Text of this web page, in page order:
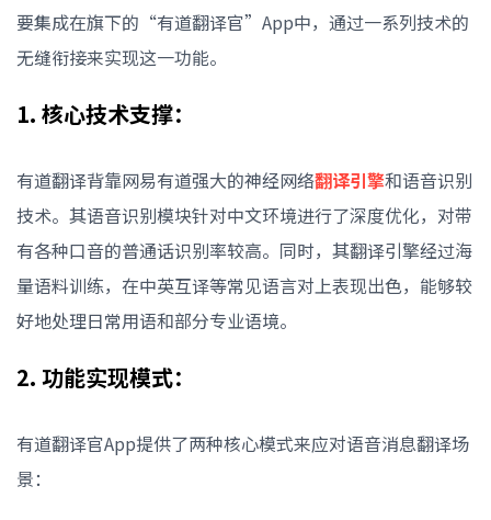
要集成在旗下的“有道翻译官”App中，通过一系列技术的
无缝衔接来实现这一功能。
1. 核心技术支撑：
有道翻译背靠网易有道强大的神经网络翻译引擎和语音识别
技术。其语音识别模块针对中文环境进行了深度优化，对带
有各种口音的普通话识别率较高。同时，其翻译引擎经过海
量语料训练，在中英互译等常见语言对上表现出色，能够较
好地处理日常用语和部分专业语境。
2. 功能实现模式：
有道翻译官App提供了两种核心模式来应对语音消息翻译场
景：